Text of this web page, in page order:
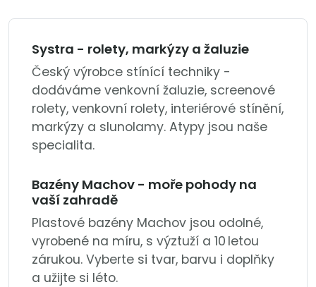
Systra - rolety, markýzy a žaluzie
Český výrobce stínící techniky -
dodáváme venkovní žaluzie, screenové
rolety, venkovní rolety, interiérové stínění,
markýzy a slunolamy. Atypy jsou naše
specialita.
Bazény Machov - moře pohody na
vaší zahradě
Plastové bazény Machov jsou odolné,
vyrobené na míru, s výztuží a 10 letou
zárukou. Vyberte si tvar, barvu i doplňky
a užijte si léto.